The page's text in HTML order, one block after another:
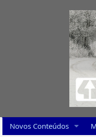
Novos Conteúdos